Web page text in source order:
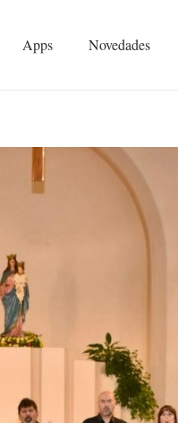
Apps Novedades